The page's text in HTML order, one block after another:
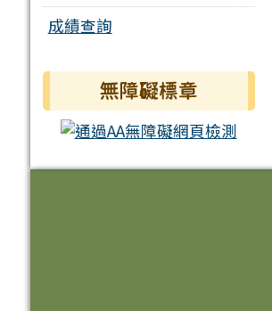
成績查詢
無障礙標章